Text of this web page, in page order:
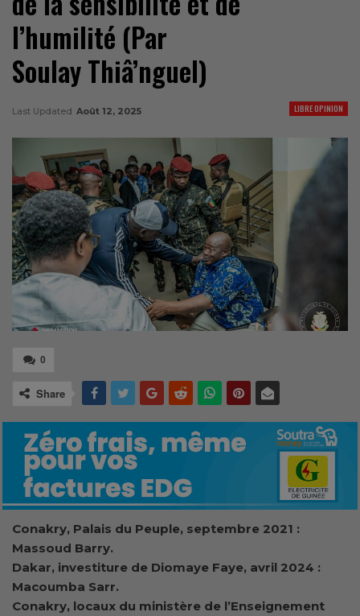
l’humilité (Par
Soulay Thiâ’nguel)
LIBRE OPINION
Last Updated Août 12, 2025
0
Share
Conakry, Palais du Peuple, septembre 2021 :
Massoud Barry.
Dakar, investiture de Diomaye Faye, avril 2024 :
Macoumba Sarr.
Conakry, locaux du ministère de l’Enseignement